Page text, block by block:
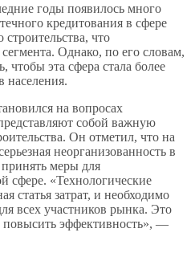
годы появилось много
кредитования в сфере
что
Однако, по его словам,
чтобы эта сфера стала более
населения.
на вопросах
собой важную
Он отметил, что на
неорганизованность в
меры для
сфере. «Технологические
статья затрат, и необходимо
всех участников рынка. Это
повысить эффективность», —